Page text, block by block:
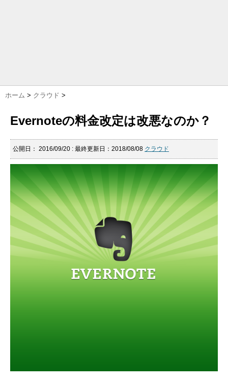
ホーム > クラウド >
Evernoteの料金改定は改悪なのか？
公開日： 2016/09/20 : 最終更新日：2018/08/08 クラウド